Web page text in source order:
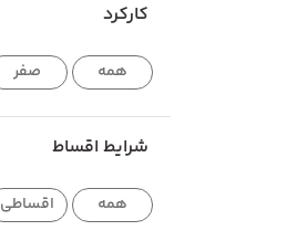
کارکرد
همه صفر
شرایط اقساط
همه اقساطی